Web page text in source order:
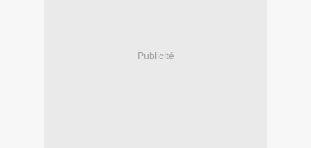
Publicité